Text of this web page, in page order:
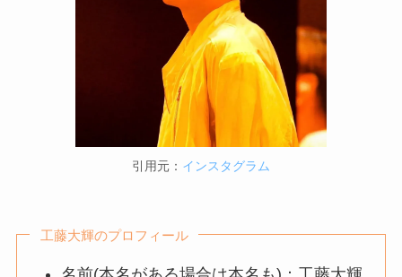
引用元： インスタグラム
工藤大輝のプロフィール